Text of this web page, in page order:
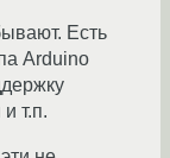
Есть
Arduino
т.п.